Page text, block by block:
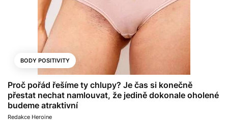
BODY POSITIVITY
Proč pořád řešíme ty chlupy? Je čas si konečně
přestat nechat namlouvat, že jedině dokonale oholené
budeme atraktivní
Redakce Heroine